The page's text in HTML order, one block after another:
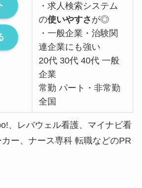
・求人検索システム
の使いやすさ が◎
・一般企業・治験関
連企業にも強い
20代 30代 40代 一般
企業
常勤 パート・非常勤
全国
、レバウェル看護、マイナビ看
ー、ナース専科 転職などのPR